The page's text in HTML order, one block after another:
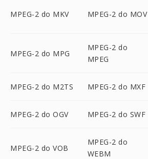
MPEG-2 do MKV MPEG-2 do MOV
MPEG-2 do MPG
MPEG-2 do
MPEG
MPEG-2 do M2TS MPEG-2 do MXF
MPEG-2 do OGV MPEG-2 do SWF
MPEG-2 do VOB
MPEG-2 do
WEBM